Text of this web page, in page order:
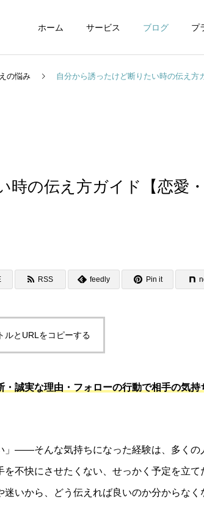
ホーム サービス ブログ プ
の悩み 自分から誘ったけど断りたい時の伝え方
時の伝え方ガイド【恋愛
RSS feedly Pin it
ルとURLをコピーする
誠実な理由・フォローの行動で相手の気持
」――そんな気持ちになった経験は、多くの
不快にさせたくない、せっかく予定を立て
いから、どう伝えれば良いのか分からなく